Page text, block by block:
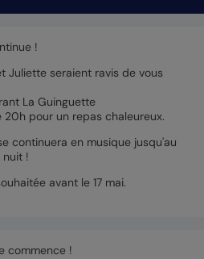
!
Juliette seraient ravis de vous
La Guinguette
20h pour un repas chaleureux.
continuera en musique jusqu'au
!
avant le 17 mai.
commence !